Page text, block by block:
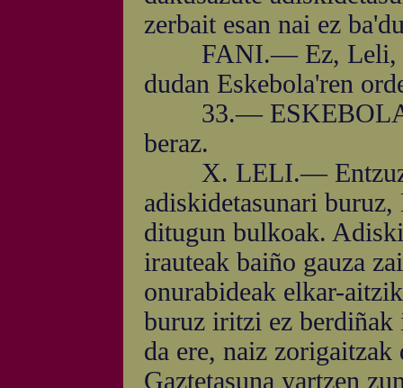
zerbait esan nai ez
FANI.— Ez, Leli,
dudan Eskebola'ren
33.—
beraz.
X. LELI.—
adiskidetasunari
ditugun bulkoak.
irauteak baiño gauza
onurabideak elkar-
buruz iritzi ez berdiñak
da ere, naiz
Gaztetasuna yartzen